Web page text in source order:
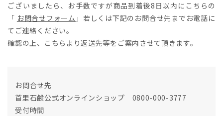
ございましたら、お手数ですが商品到着後8日以内にこちらの
「 お問合せフォーム 」若しくは下記のお問合せ先までお電話に
てご連絡ください。
確認の上、こちらより返送先等をご案内させて頂きます。
お問合せ先
首里石鹸公式オンラインショップ 0800-000-3777
受付時間